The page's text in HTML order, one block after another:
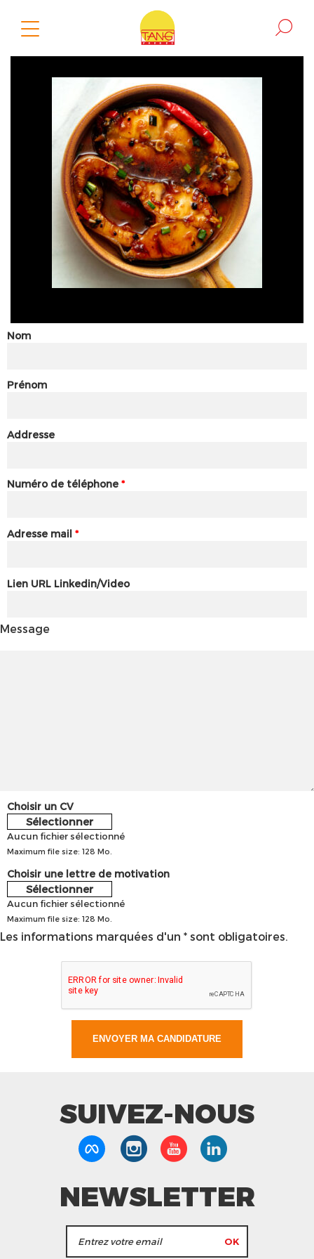
Nom
Prénom
Addresse
Numéro de téléphone *
Adresse mail *
Lien URL Linkedin/Video
Message
Choisir un CV
Sélectionner
Aucun fichier sélectionné
Maximum file size: 128 Mo.
Choisir une lettre de motivation
Sélectionner
Aucun fichier sélectionné
Maximum file size: 128 Mo.
Les informations marquées d'un * sont obligatoires.
SUIVEZ-NOUS
NEWSLETTER